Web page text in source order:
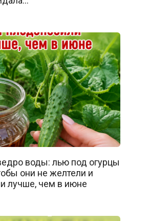
воды: лью под огурцы
они не желтели и
лучше, чем в июне